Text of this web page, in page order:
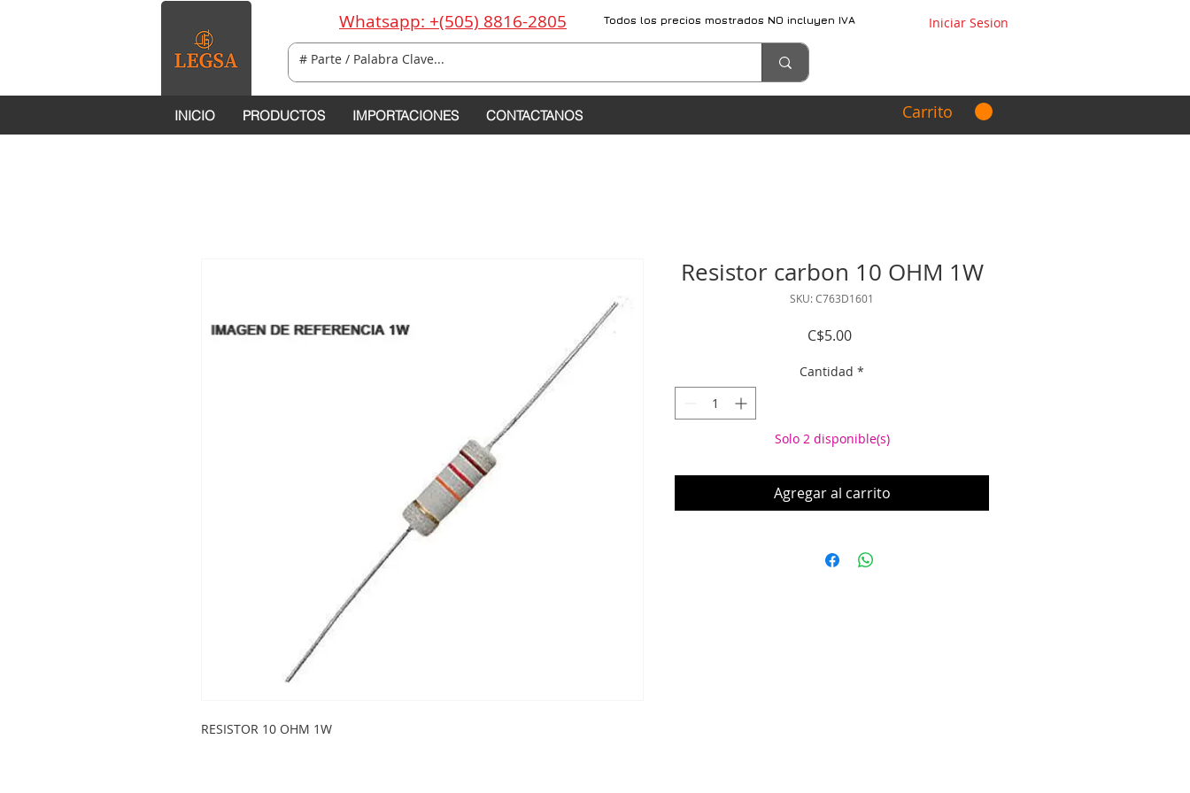
Whatsapp: +(505) 8816-2805 Todos los precios mostrados NO incluyen IVA Iniciar Sesion
INICIO PRODUCTOS IMPORTACIONES CONTACTANOS Carrito
RESISTOR 10 OHM 1W
Resistor carbon 10 OHM 1W
SKU: C763D1601
C$5.00Precio
Cantidad *
Solo 2 disponible(s)
Agregar al carrito